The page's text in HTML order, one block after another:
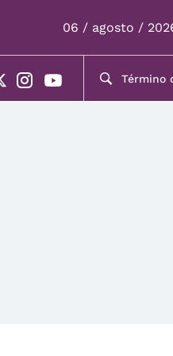
06 / agosto /